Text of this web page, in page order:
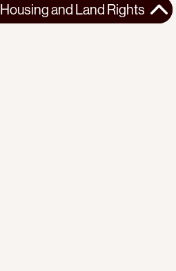
Housing and Land Rights